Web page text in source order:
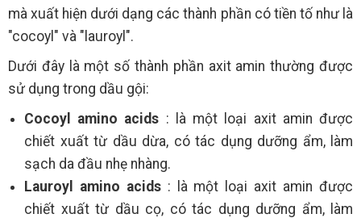
mà xuất hiện dưới dạng các thành phần có tiền tố như là
"cocoyl" và "lauroyl".
Dưới đây là một số thành phần axit amin thường được
sử dụng trong dầu gội:
Cocoyl amino acids : là một loại axit amin được
chiết xuất từ dầu dừa, có tác dụng dưỡng ẩm, làm
sạch da đầu nhẹ nhàng.
Lauroyl amino acids: là một loại axit amin được
chiết xuất từ dầu cọ, có tác dụng dưỡng ẩm, làm